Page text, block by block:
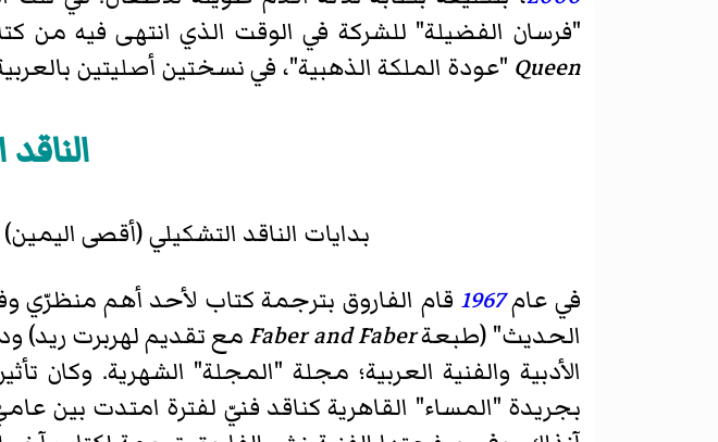
"فرسان الفضيلة" للشركة في الوقت الذي انتهى فيه من كتابة
Queen "عودة الملكة الذهبية"، في نسختين أصليتين
بدايات الناقد التشكيلي (أقصى
في عام1967 قام الفاروق بترجمة كتاب لأحد أهم منظرّي
الحديث" (طبعةFaber and Faber مع تقديم لهربرت ريد)
الأدبية والفنية العربية؛ مجلة "المجلة" الشهرية. وكان
بجريدة "المساء" القاهرية كناقد فنيّ لفترة امتدت بين